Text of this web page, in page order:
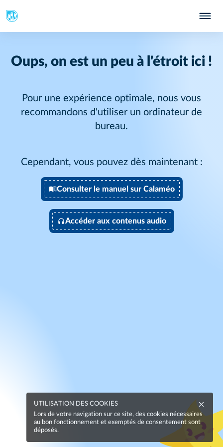
Oups, on est un peu à l'étroit ici !
Pour une expérience optimale, nous vous
recommandons d'utiliser un ordinateur de
bureau.
Cependant, vous pouvez dès maintenant :
Consulter le manuel sur Calaméo
Accéder aux contenus audio
UTILISATION DES COOKIES
Lors de votre navigation sur ce site, des cookies nécessaires
au bon fonctionnement et exemptés de consentement sont
déposés.